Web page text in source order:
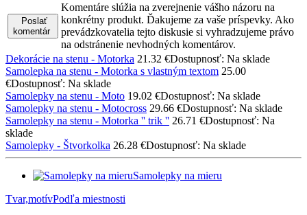
Poslať
komentár
Komentáre slúžia na zverejnenie vášho názoru na
konkrétny produkt. Ďakujeme za vaše príspevky. Ako
prevádzkovatelia tejto diskusie si vyhradzujeme právo
na odstránenie nevhodných komentárov.
Dekorácie na stenu - Motorka 21.32 €Dostupnosť: Na sklade
Samolepka na stenu - Motorka s vlastným textom 25.00
€Dostupnosť: Na sklade
Samolepky na stenu - Moto 19.02 €Dostupnosť: Na sklade
Samolepky na stenu - Motocross 29.66 €Dostupnosť: Na sklade
Samolepky na stenu - Motorka '' trik '' 26.71 €Dostupnosť: Na
sklade
Samolepky - Štvorkolka 26.28 €Dostupnosť: Na sklade
Samolepky na mieru
Tvar,motívPodľa miestnosti